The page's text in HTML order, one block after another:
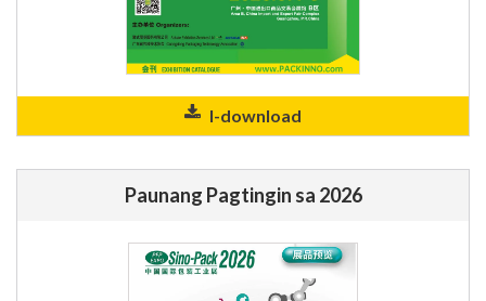
I-download
Paunang Pagtingin sa 2026